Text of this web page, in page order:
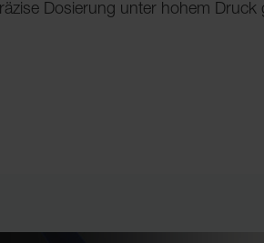
Dosierung unter hohem Druck